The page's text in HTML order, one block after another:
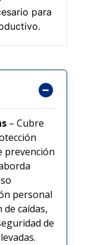
para
– Cubre
prevención
personal
de caídas,
de